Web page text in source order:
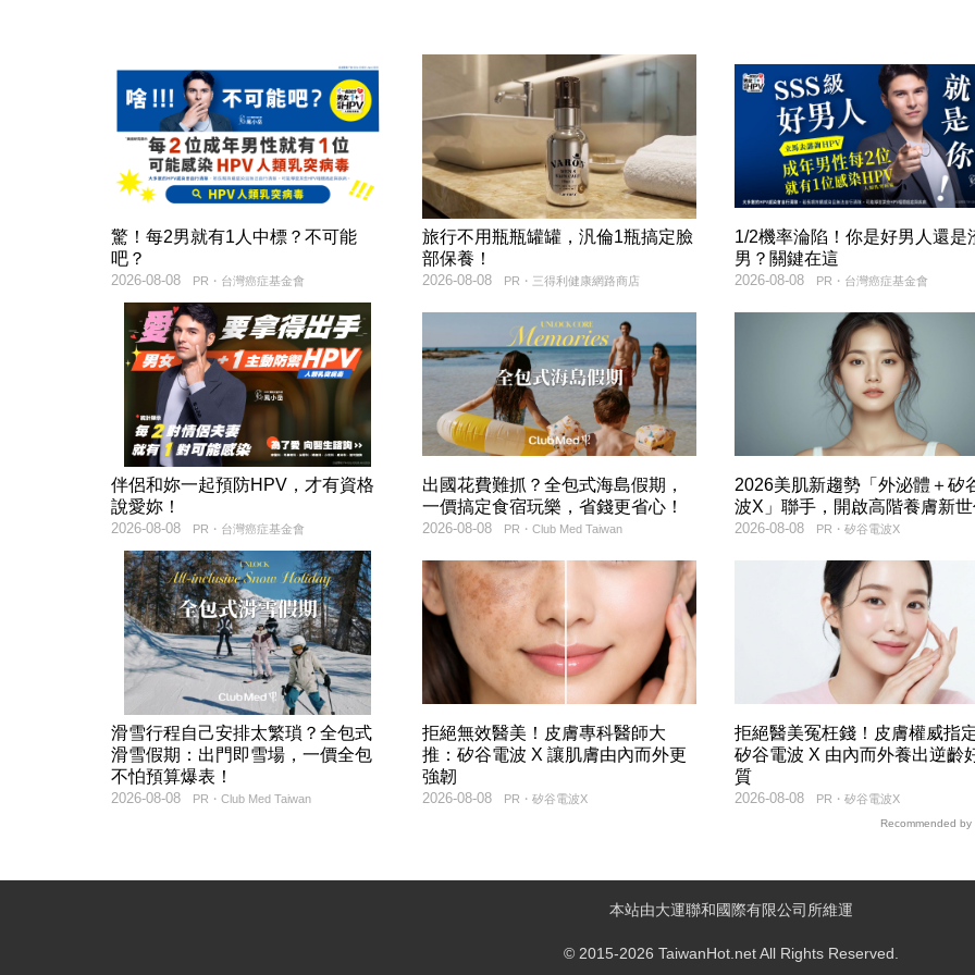
驚！每2男就有1人中標？不可能
吧？
PR・台灣癌症基金會
2026-08-08
旅行不用瓶瓶罐罐，汎倫1瓶搞定臉
部保養！
PR・三得利健康網路商店
2026-08-08
1/2機率淪陷！你是好男人還是
男？關鍵在這
PR・台灣癌症基金會
2026-08-08
伴侶和妳一起預防HPV，才有資格
說愛妳！
PR・台灣癌症基金會
2026-08-08
出國花費難抓？全包式海島假期，
一價搞定食宿玩樂，省錢更省心！
PR・Club Med Taiwan
2026-08-08
2026美肌新趨勢「外泌體＋矽
波X」聯手，開啟高階養膚新
PR・矽谷電波X
2026-08-08
滑雪行程自己安排太繁瑣？全包式
滑雪假期：出門即雪場，一價全包
不怕預算爆表！
PR・Club Med Taiwan
2026-08-08
拒絕無效醫美！皮膚專科醫師大
推：矽谷電波 X 讓肌膚由內而外更
強韌
PR・矽谷電波X
2026-08-08
拒絕醫美冤枉錢！皮膚權威指
矽谷電波 X 由內而外養出逆齡
質
PR・矽谷電波X
2026-08-08
Recommended by
本站由大運聯和國際有限公司所維運
© 2015-2026 TaiwanHot.net All Rights Reserved.